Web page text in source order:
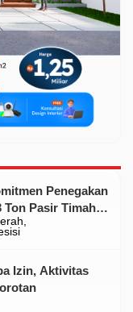
Penegakan
Ton Pasir Timah
Izin, Aktivitas